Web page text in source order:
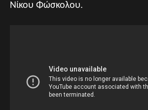
Νίκου Φώσκολου.